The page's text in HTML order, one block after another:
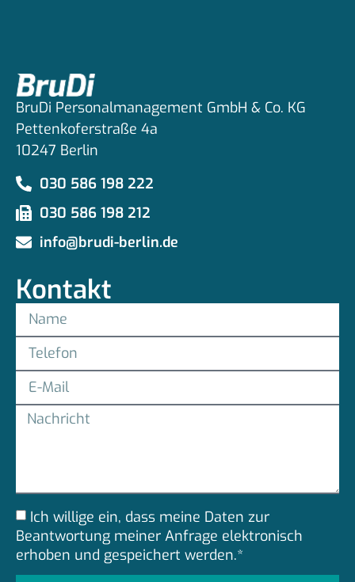
BruDi Personalmanagement GmbH & Co. KG
Pettenkoferstraße 4a
10247 Berlin
030 586 198 222
030 586 198 212
info@brudi-berlin.de
Kontakt
Ich willige ein, dass meine Daten zur
Beantwortung meiner Anfrage elektronisch
erhoben und gespeichert werden.*